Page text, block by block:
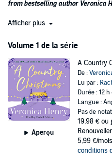
from bestselling author Veronica
'As fruity as a mince pie' SUNDAY
Christmas is coming to Honeycote
brandy!) for her nearest and
She knows this year's
beloved Cotswolds brewery is
secret her husband Mickey is
stocking...
As the scent of cinnamon fills the
to arrive, Lucy suspects there
underneath the Christmas tree...
Afficher plus
Volume 1 de la série
Aperçu
A Country
De :
Lu par :
Durée : 12
Langue :
Pas de
19,98 € ou
5,99 €/
conditions